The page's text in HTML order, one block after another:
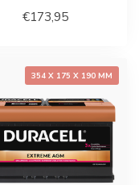
€173,95
354 X 175 X 190 MM